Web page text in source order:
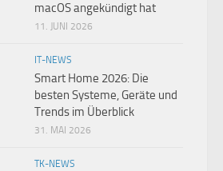
macOS angekündigt hat
11. JUNI 2026
IT-NEWS
Smart Home 2026: Die
besten Systeme, Geräte und
Trends im Überblick
31. MAI 2026
TK-NEWS